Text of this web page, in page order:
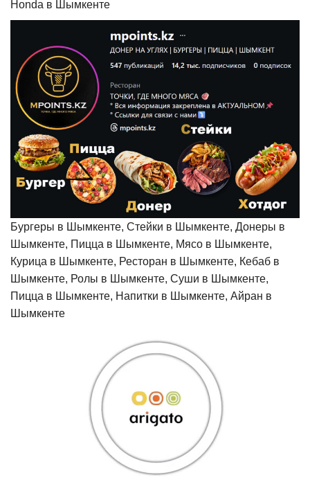
Honda в Шымкенте
Бургеры в Шымкенте, Стейки в Шымкенте, Донеры в
Шымкенте, Пицца в Шымкенте, Мясо в Шымкенте,
Курица в Шымкенте, Ресторан в Шымкенте, Кебаб в
Шымкенте, Ролы в Шымкенте, Суши в Шымкенте,
Пицца в Шымкенте, Напитки в Шымкенте, Айран в
Шымкенте